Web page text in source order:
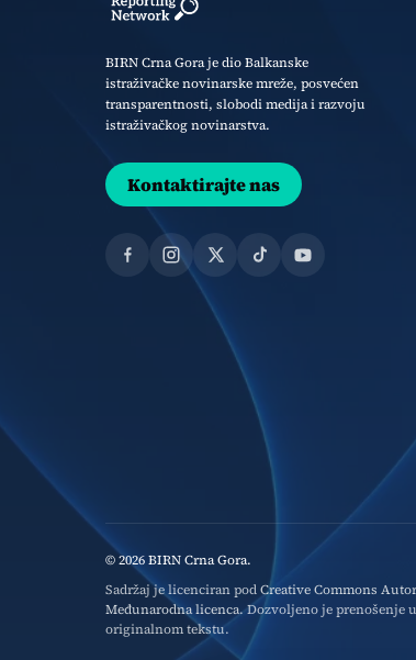
BIRN Crna Gora je dio Balkanske
istraživačke novinarske mreže, posvećen
transparentnosti, slobodi medija i razvoju
istraživačkog novinarstva.
Kontaktirajte nas
Facebook
Instagram
X TikTokYouTube
© 2026 BIRN Crna Gora.
Sadržaj je licenciran podCreative Commons
Međunarodna licenca. Dozvoljeno je prenošenje
originalnom tekstu.